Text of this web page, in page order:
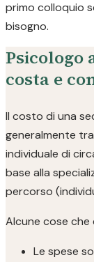
primo colloquio
bisogno.
Psicologo
costa e
Il costo di una
generalmente
individuale di
base alla
percorso
Alcune cose che
Le spese